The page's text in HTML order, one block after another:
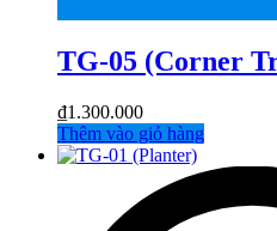
TG-05 (Corner
₫1.300.000
Thêm vào giỏ hàng